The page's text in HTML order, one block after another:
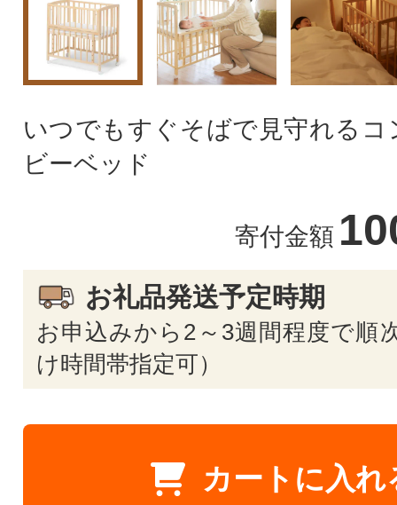
いつでもすぐそばで見守れる
ビーベッド
寄付金額
お礼品発送予定時期
お申込みから2～3週間程度で順
け時間帯指定可）
カートに入れ